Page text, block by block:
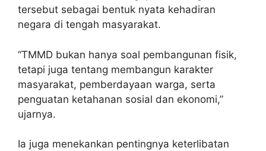
tersebut sebagai bentuk nyata kehadiran
negara di tengah masyarakat.
“TMMD bukan hanya soal pembangunan fisik,
tetapi juga tentang membangun karakter
masyarakat, pemberdayaan warga, serta
penguatan ketahanan sosial dan ekonomi,”
ujarnya.
Ia juga menekankan pentingnya keterlibatan